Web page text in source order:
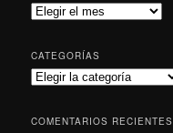
Archivos
CATEGORÍAS
Categorías
COMENTARIOS RECIENTES